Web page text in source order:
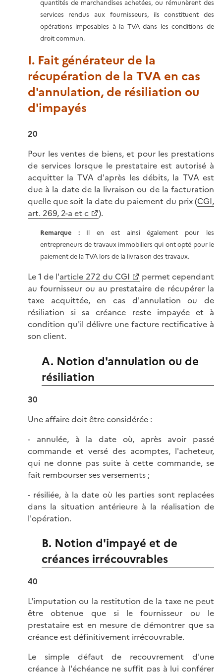
quantités de marchandises achetées, ou rémunèrent des
services rendus aux fournisseurs, ils constituent des
opérations imposables à la TVA dans les conditions de
droit commun.
I. Fait générateur de la
récupération de la TVA en cas
d'annulation, de résiliation ou
d'impayés
20
Pour les ventes de biens, et pour les prestations
de services lorsque le prestataire est autorisé à
acquitter la TVA d'après les débits, la TVA est
due à la date de la livraison ou de la facturation
quelle que soit la date du paiement du prix (CGI,
art. 269, 2-a et c
).
Remarque : Il en est ainsi également pour les
entrepreneurs de travaux immobiliers qui ont opté pour le
paiement de la TVA lors de la livraison des travaux.
Le 1 de l'article 272 du CGI
permet cependant
au fournisseur ou au prestataire de récupérer la
taxe acquittée, en cas d'annulation ou de
résiliation si sa créance reste impayée et à
condition qu'il délivre une facture rectificative à
son client.
A. Notion d'annulation ou de
résiliation
30
Une affaire doit être considérée :
- annulée, à la date où, après avoir passé
commande et versé des acomptes, l'acheteur,
qui ne donne pas suite à cette commande, se
fait rembourser ses versements ;
- résiliée, à la date où les parties sont replacées
dans la situation antérieure à la réalisation de
l'opération.
B. Notion d'impayé et de
créances irrécouvrables
40
L'imputation ou la restitution de la taxe ne peut
être obtenue que si le fournisseur ou le
prestataire est en mesure de démontrer que sa
créance est définitivement irrécouvrable.
Le simple défaut de recouvrement d'une
créance à l'échéance ne suffit pas à lui conférer